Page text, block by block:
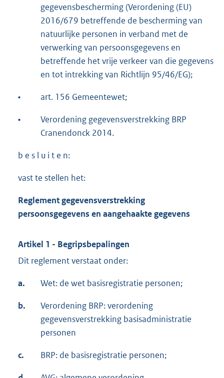
gegevensbescherming (Verordening (EU)
2016/679 betreffende de bescherming van
natuurlijke personen in verband met de
verwerking van persoonsgegevens en
betreffende het vrije verkeer van die gegevens
en tot intrekking van Richtlijn 95/46/EG);
• art. 156 Gemeentewet;
•
Verordening gegevensverstrekking BRP
Cranendonck 2014.
b e s l u i t e n:
vast te stellen het:
Reglement gegevensverstrekking
persoonsgegevens en aangehaakte gegevens
Artikel 1 - Begripsbepalingen
Dit reglement verstaat onder:
a. Wet: de wet basisregistratie personen;
b.
Verordening BRP: verordening
gegevensverstrekking basisadministratie
personen
c. BRP: de basisregistratie personen;